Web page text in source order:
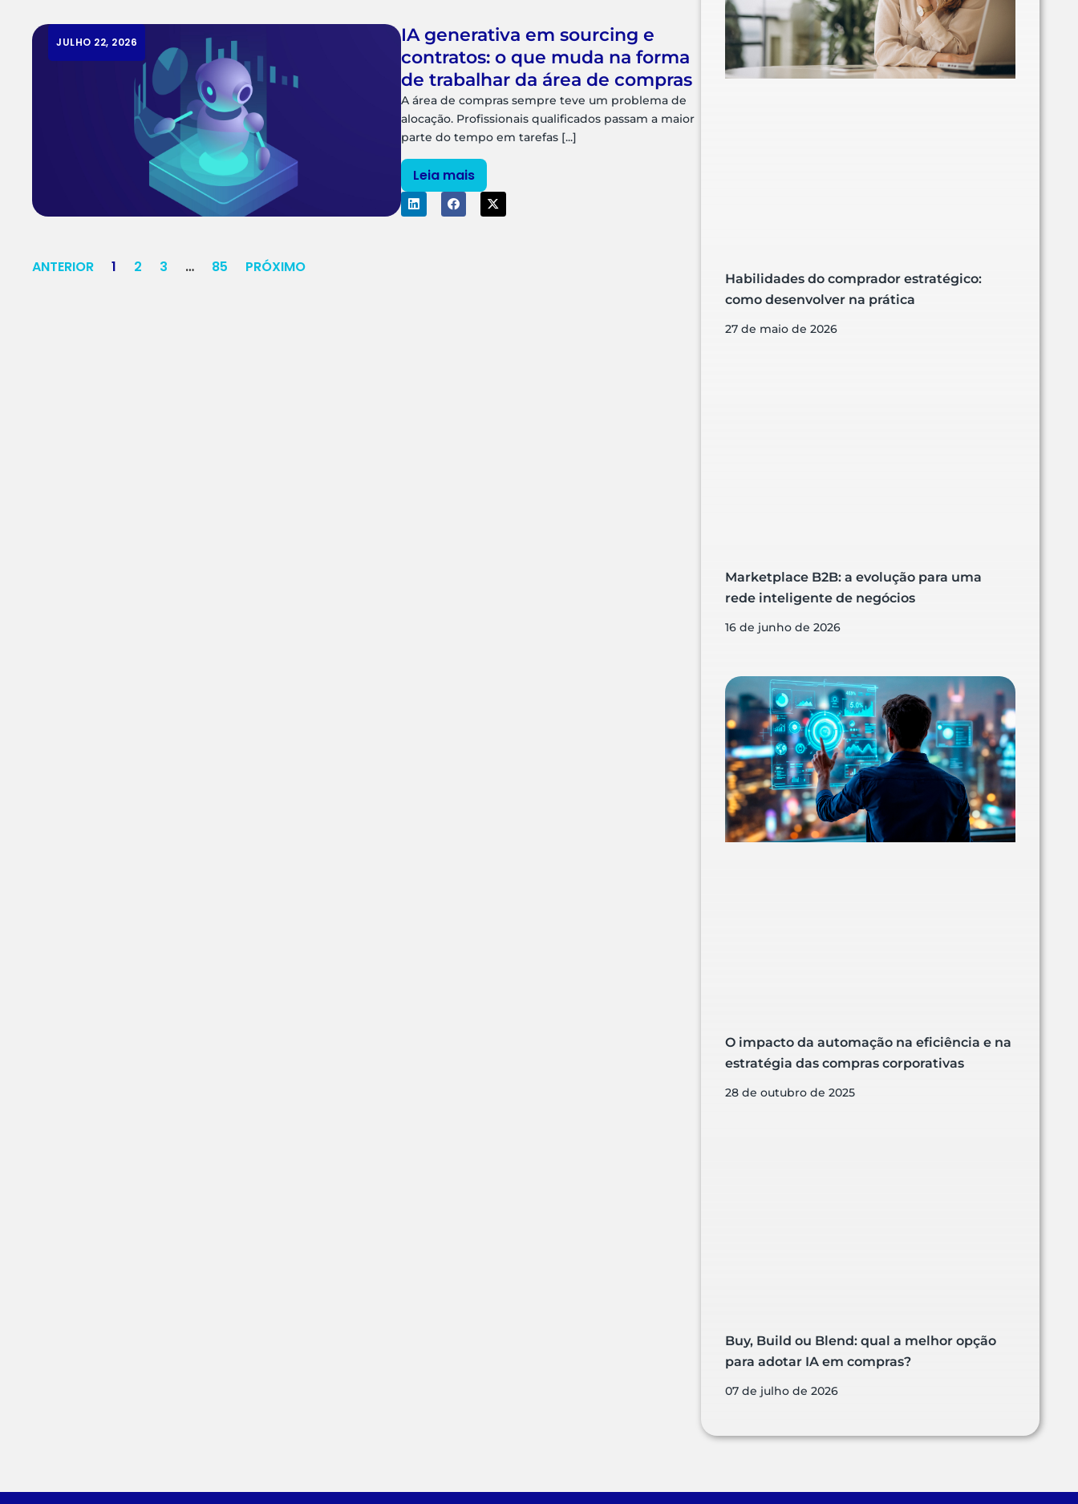
JULHO 22, 2026
IA generativa em sourcing e
contratos: o que muda na forma
de trabalhar da área de compras
A área de compras sempre teve um problema de
alocação. Profissionais qualificados passam a maior
parte do tempo em tarefas [...]
Leia mais
ANTERIOR 1 2 3 … 85 PRÓXIMO
Habilidades do comprador estratégico:
como desenvolver na prática
27 de maio de 2026
Marketplace B2B: a evolução para uma
rede inteligente de negócios
16 de junho de 2026
O impacto da automação na eficiência e na
estratégia das compras corporativas
28 de outubro de 2025
Buy, Build ou Blend: qual a melhor opção
para adotar IA em compras?
07 de julho de 2026